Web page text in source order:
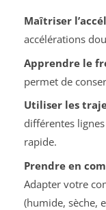
Maîtriser
accélérations
Apprendre le
permet de
Utiliser les
différentes
rapide.
Prendre en
Adapter votre
(humide, sèche,